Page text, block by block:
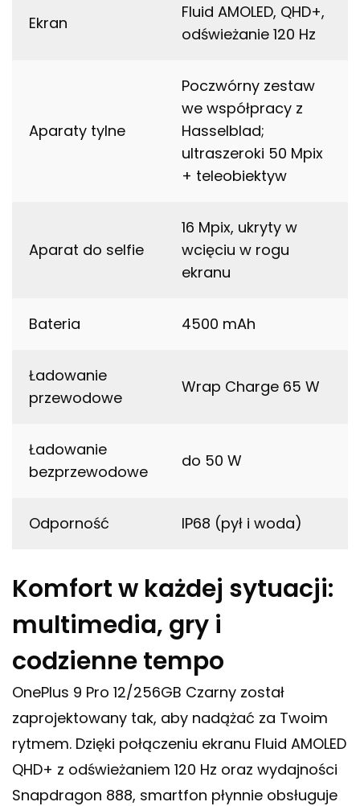
Ekran
Fluid AMOLED, QHD+,
odświeżanie 120 Hz
Aparaty tylne
Poczwórny zestaw
we współpracy z
Hasselblad;
ultraszeroki 50 Mpix
+ teleobiektyw
Aparat do selfie
16 Mpix, ukryty w
wcięciu w rogu
ekranu
Bateria 4500 mAh
Ładowanie
przewodowe
Wrap Charge 65 W
Ładowanie
bezprzewodowe
do 50 W
Odporność IP68 (pył i woda)
Komfort w każdej sytuacji:
multimedia, gry i
codzienne tempo
OnePlus 9 Pro 12/256GB Czarny został
zaprojektowany tak, aby nadążać za Twoim
rytmem. Dzięki połączeniu ekranu Fluid AMOLED
QHD+ z odświeżaniem 120 Hz oraz wydajności
Snapdragon 888, smartfon płynnie obsługuje